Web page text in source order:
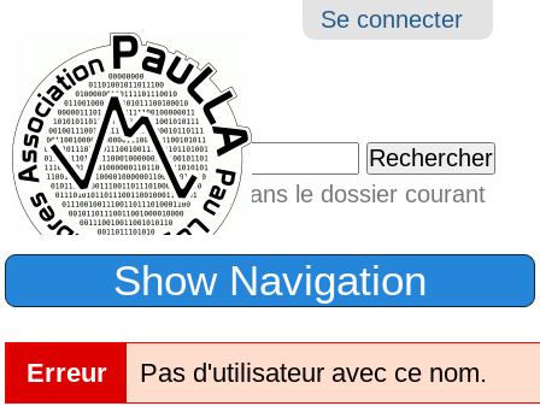
Outils
Se connecter
Chercher par
Seulement dans le dossier courant
Recherche
Show Navigation
Erreur Pas d'utilisateur avec ce nom.